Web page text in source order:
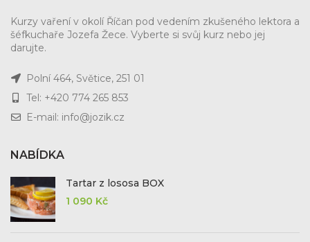
Kurzy vaření v okolí Říčan pod vedením zkušeného lektora a
šéfkuchaře Jozefa Žece. Vyberte si svůj kurz nebo jej
darujte.
Polní 464, Světice, 251 01
Tel: +420 774 265 853
E-mail: info@jozik.cz
NABÍDKA
Tartar z lososa BOX
1 090 Kč